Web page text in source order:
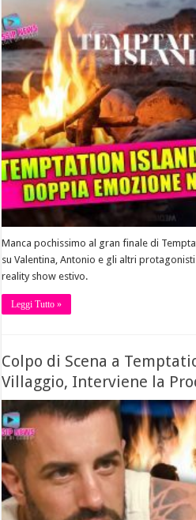
Manca pochissimo al gran finale di
su Valentina, Antonio e gli altri
reality show estivo.
Leggi Tutto »
Colpo di Scena a
Villaggio, Interviene la